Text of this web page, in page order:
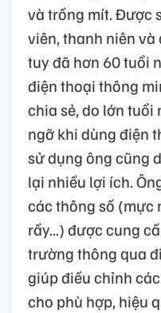
và trồng mít. Được
viên, thanh niên
tuy đã hơn 60 tuổi
điện thoại thông
chia sẻ, do lớn tuổi
ngỡ khi dùng điện
sử dụng ông cũng
lại nhiều lợi ích.
các thông số (mực
rầy...) được cung
trường thông qua
giúp điều chỉnh
cho phù hợp, hiệu